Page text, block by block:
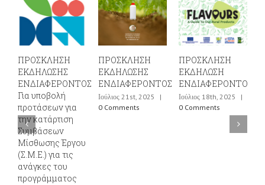
για
Έργου
για τις
του
ΠΡΟΣΚΛΗΣΗ
ΕΚΔΗΛΩΣΗΣ
ΕΝΔΙΑΦΕΡΟΝΤΟΣ
Ιούλιος 21st, 2025 |
0 Comments
ΠΡΟΣΚΛΗΣΗ
ΕΚΔΗΛΩΣΗ
ΕΝΔΙΑΦΕΡΟΝΤΟΣ
Ιούλιος 18th, 2025 |
0 Comments
ΓΙΑ
ΜΙΣΘΩΣΗΣ
ΕΡΓΟΥ
Ιούνιος 10th,